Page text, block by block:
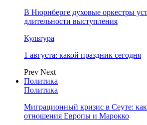
В Нюрнберге духовые оркестры
длительности выступления
Культура
1 августа: какой праздник сегодня
Prev Next
Политика
Политика
Миграционный кризис в Сеуте:
отношения Европы и Марокко